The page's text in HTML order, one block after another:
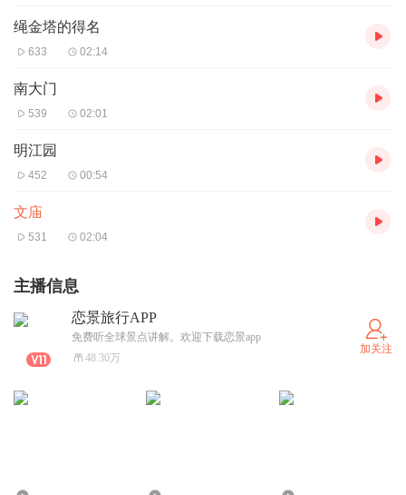
绳金塔的得名
633 02:14
南大门
539 02:01
明江园
452 00:54
文庙
531 02:04
主播信息
恋景旅行APP
免费听全球景点讲解。欢迎下载恋景app
48.30万
加关注